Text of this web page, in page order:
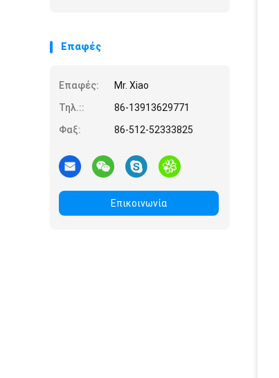
Επαφές
Επαφές:
Mr. Xiao
Τηλ.::
86-13913629771
Φαξ:
86-512-52333825
Επικοινωνία